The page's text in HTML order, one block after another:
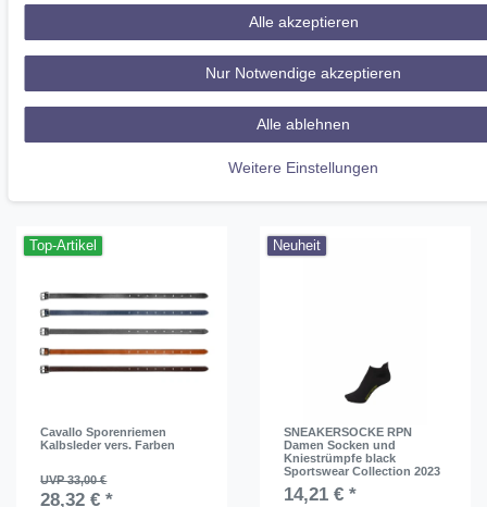
Covalliero Reithandschuhe
18,99 € *
Artikel anzeigen
ANIMO Reitsocken TITUS
petrol
UVP 29,90 €
25,04 € *
In den
Warenkorb
Versandkosten
Top-Artikel
Cavallo Sporenriemen
Kalbsleder vers. Farben
UVP 33,00 €
28,32 € *
Neuheit
SNEAKERSOCKE RPN
Damen Socken und
Kniestrümpfe black
Sportswear Collection 2023
14,21 € *
Alle akzeptieren
Nur Notwendige akzeptieren
Alle ablehnen
Weitere Einstellungen